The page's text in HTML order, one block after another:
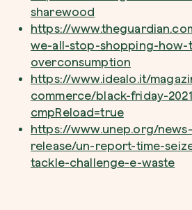
sharewood
https://
we-all-stop-shopping-how-
overconsumption
https://www.idealo.it/
commerce/black-friday-
cmpReload=true
https://www.unep.org/
release/un-report-time-
tackle-challenge-e-waste